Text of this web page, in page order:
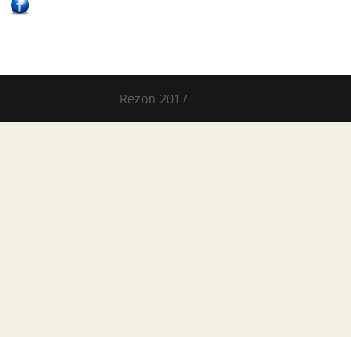
Rezon 2017